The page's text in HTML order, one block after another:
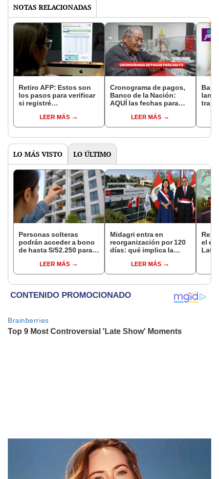
NOTAS RELACIONADAS
Retiro AFP: Estos son
los pasos para verificar
si registré
solicitud de
desembolso
LEER MÁS
Cronograma de pagos,
Banco de la Nación:
AQUÍ las fechas para
pensiones en mayo
LEER MÁS
LO MÁS VISTO LO ÚLTIMO
Personas solteras
podrán acceder a bono
de hasta S/52.250 para
nuevo reglamento
LEER MÁS
Midagri entra en
reorganización por 120
días: qué implica la
podrían venir
LEER MÁS
el